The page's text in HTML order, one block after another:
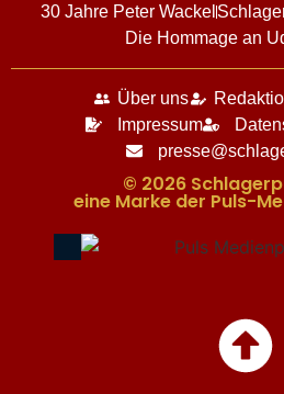
30 Jahre Peter Wackel
Die Hommage an
Über uns
Impressum
© 2026
eine Marke der Puls-